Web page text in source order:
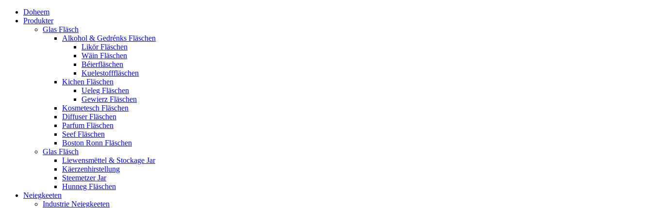
Doheem
Produkter
Glas Fläsch
Alkohol & Gedrénks Fläschen
Likör Fläschen
Wäin Fläschen
Béierfläschen
Kuelestofffläschen
Kichen Fläschen
Ueleg Fläschen
Gewierz Fläschen
Kosmetesch Fläschen
Diffuser Fläschen
Parfum Fläschen
Seef Fläschen
Boston Ronn Fläschen
Glas Fläsch
Liewensmëttel & Stockage Jar
Käerzenhirstellung
Steemetzer Jar
Hunneg Fläschen
Neiegkeeten
Industrie Neiegkeeten